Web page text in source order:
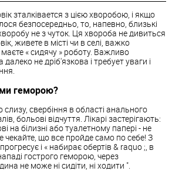
зталківается з цією хворобою, і якщо
безпосередньо, то, напевно, близькі
не з чуток. Ця хвороба не дивиться
живете в місті чи в селі, важко
« сидячу » роботу. Важливо
не дріб'язкова і требует уваги і
геморою?
слизу, свербіння в області анального
больові відчуття. Лікарі застерігають:
на білизні або туалетному папері - не
чекайте, що все пройде само по себе! З
і « набирає обертів & raquo ;, в
гострого геморою, через
не може ні сидіти, ні ходити ".